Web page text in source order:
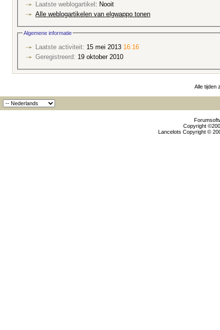
Laatste weblogartikel
: Nooit
Alle weblogartikelen van elgwappo tonen
Algemene informatie
Laatste activiteit: 15 mei 2013 16:16
Geregistreerd: 19 oktober 2010
Alle tijden
Copyright
Lancelots Copyright ©